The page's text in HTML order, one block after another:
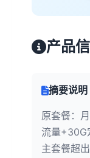
产品
摘要说明
原套餐：
流量+30G
主套餐超